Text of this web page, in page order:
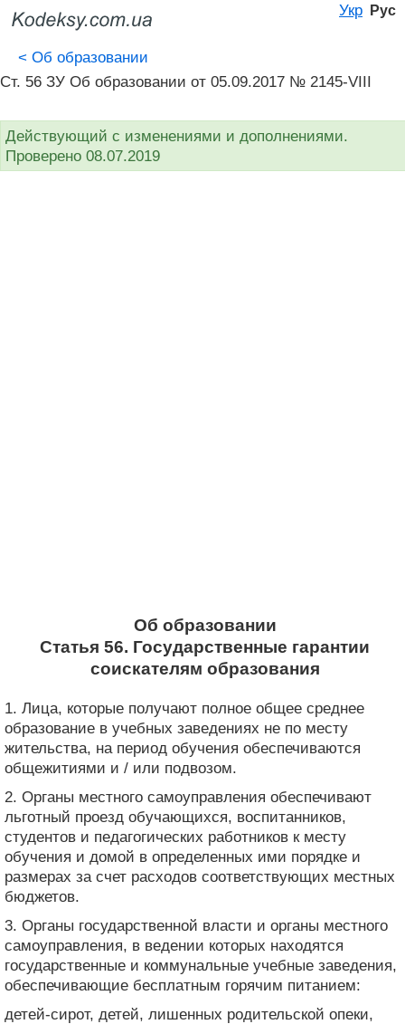
Укр Рус
< Об образовании
Ст. 56 ЗУ Об образовании от 05.09.2017 № 2145-VIII
Действующий с изменениями и дополнениями.
Проверено 08.07.2019
Об образовании
Статья 56. Государственные гарантии
соискателям образования
1. Лица, которые получают полное общее среднее
образование в учебных заведениях не по месту
жительства, на период обучения обеспечиваются
общежитиями и / или подвозом.
2. Органы местного самоуправления обеспечивают
льготный проезд обучающихся, воспитанников,
студентов и педагогических работников к месту
обучения и домой в определенных ими порядке и
размерах за счет расходов соответствующих местных
бюджетов.
3. Органы государственной власти и органы местного
самоуправления, в ведении которых находятся
государственные и коммунальные учебные заведения,
обеспечивающие бесплатным горячим питанием:
детей-сирот, детей, лишенных родительской опеки,